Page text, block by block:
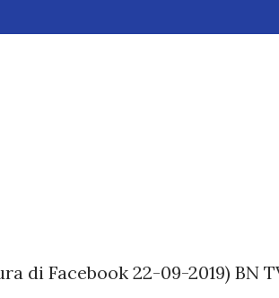
di Facebook 22-09-2019) BN